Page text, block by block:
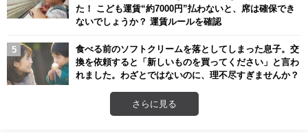
た！ こども運賃“約7000円”払わないと、席は確保でき
ないでしょうか？ 運賃ルールを確認
食べる前のソフトクリームを落としてしまった息子。交
換を依頼すると「新しいものを買ってください」と言わ
れました。わざとではないのに、理不尽すぎませんか？
さらに見る